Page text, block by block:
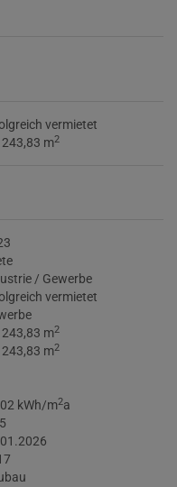
vermietet
m2
/ Gewerbe
vermietet
m2
m2
kWh/m2a